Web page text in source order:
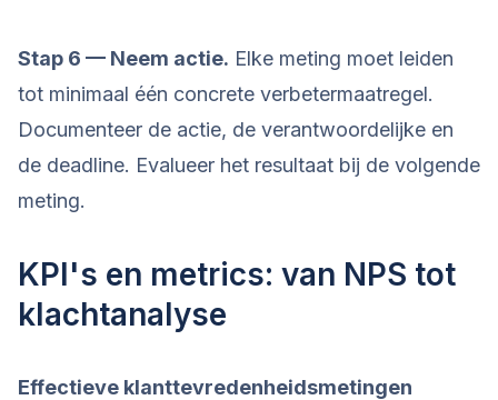
Stap 6 — Neem actie. Elke meting moet leiden
tot minimaal één concrete verbetermaatregel.
Documenteer de actie, de verantwoordelijke en
de deadline. Evalueer het resultaat bij de volgende
meting.
KPI's en metrics: van NPS tot
klachtanalyse
Effectieve klanttevredenheidsmetingen